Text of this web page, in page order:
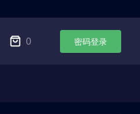
0 密码登录